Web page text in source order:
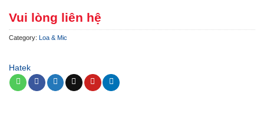
Vui lòng liên hệ
Category: Loa & Mic
Hatek